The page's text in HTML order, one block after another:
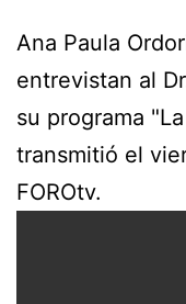
Ana Paula
entrevistan al
su programa
transmitió el
FOROtv.